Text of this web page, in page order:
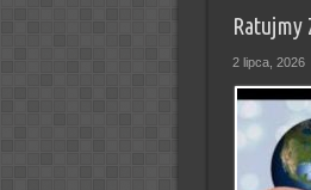
Ratujmy
2 lipca, 2026